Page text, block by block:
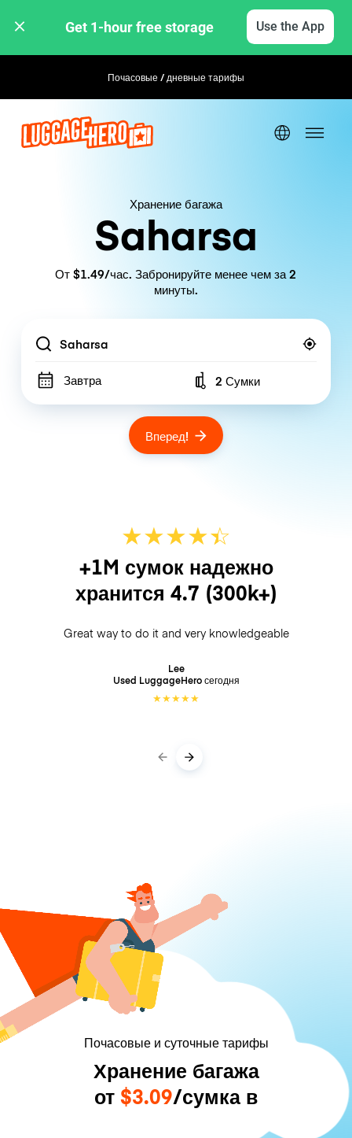
Get 1-hour free storage Use the App
Почасовые / дневные тарифы Гибкое бронирование
Хранение багажа
Saharsa
От $1.49/час. Забронируйте менее чем за 2
минуты.
Location
Завтра Number of bags
2 Сумки
Вперед!
★★★★☆
★
+1M сумок надежно
хранится 4.7 (300k+)
Great way to do it and very knowledgeable
Lee
Used LuggageHeroсегодня
★★★★★
Почасовые и суточные тарифы
Хранение багажа
от $3.09/сумка в